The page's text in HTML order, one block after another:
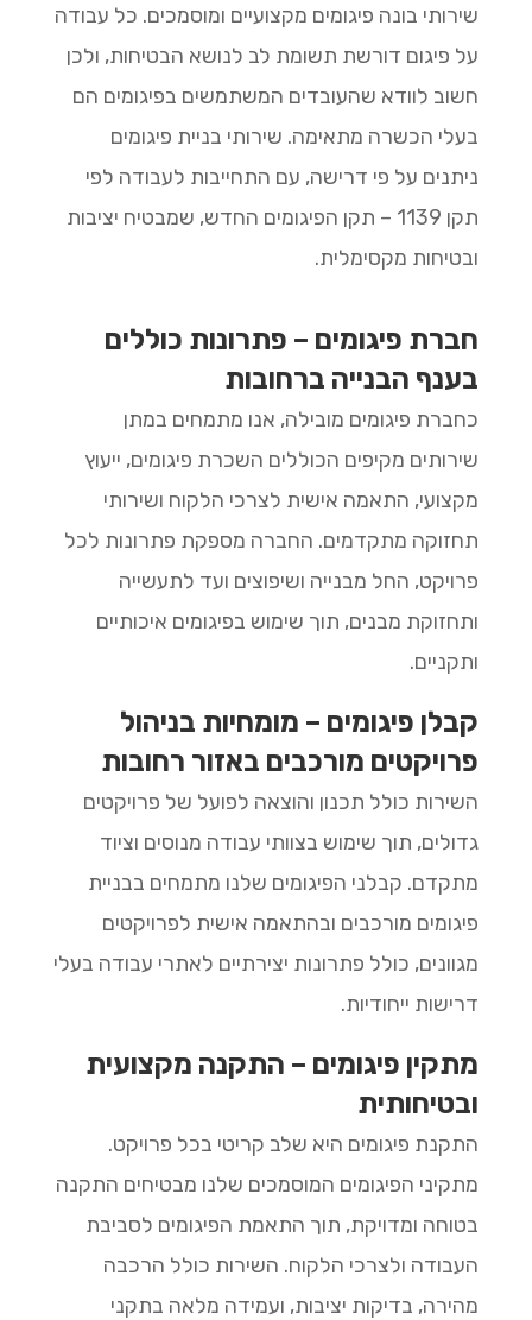
שירותי בונה פיגומים מקצועיים ומוסמכים. כל עבודה
על פיגום דורשת תשומת לב לנושא הבטיחות, ולכן
חשוב לוודא שהעובדים המשתמשים בפיגומים הם
בעלי הכשרה מתאימה. שירותי בניית פיגומים
ניתנים על פי דרישה, עם התחייבות לעבודה לפי
תקן 1139 – תקן הפיגומים החדש, שמבטיח יציבות
ובטיחות מקסימלית.
חברת פיגומים – פתרונות כוללים
בענף הבנייה ברחובות
כחברת פיגומים מובילה, אנו מתמחים במתן
שירותים מקיפים הכוללים השכרת פיגומים, ייעוץ
מקצועי, התאמה אישית לצרכי הלקוח ושירותי
תחזוקה מתקדמים. החברה מספקת פתרונות לכל
פרויקט, החל מבנייה ושיפוצים ועד לתעשייה
ותחזוקת מבנים, תוך שימוש בפיגומים איכותיים
ותקניים.
קבלן פיגומים – מומחיות בניהול
פרויקטים מורכבים באזור רחובות
השירות כולל תכנון והוצאה לפועל של פרויקטים
גדולים, תוך שימוש בצוותי עבודה מנוסים וציוד
מתקדם. קבלני הפיגומים שלנו מתמחים בבניית
פיגומים מורכבים ובהתאמה אישית לפרויקטים
מגוונים, כולל פתרונות יצירתיים לאתרי עבודה בעלי
דרישות ייחודיות.
מתקין פיגומים – התקנה מקצועית
ובטיחותית
התקנת פיגומים היא שלב קריטי בכל פרויקט.
מתקיני הפיגומים המוסמכים שלנו מבטיחים התקנה
בטוחה ומדויקת, תוך התאמת הפיגומים לסביבת
העבודה ולצרכי הלקוח. השירות כולל הרכבה
מהירה, בדיקות יציבות, ועמידה מלאה בתקני